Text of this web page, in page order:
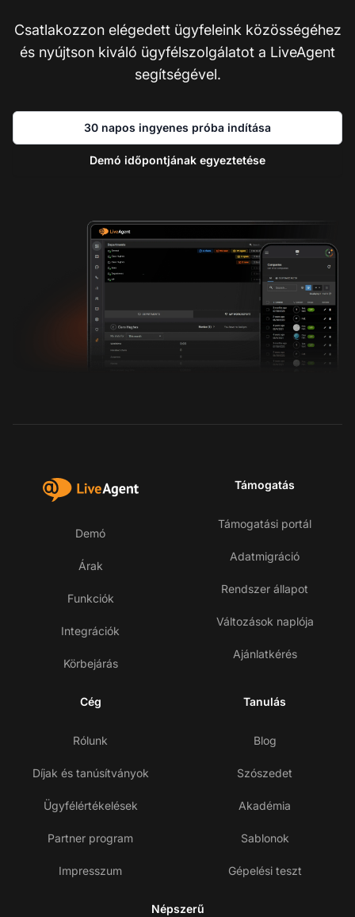
Csatlakozzon elégedett ügyfeleink közösségéhez
és nyújtson kiváló ügyfélszolgálatot a LiveAgent
segítségével.
30 napos ingyenes próba indítása
Demó időpontjának egyeztetése
Demó
Árak
Funkciók
Integrációk
Körbejárás
Támogatás
Támogatási portál
Adatmigráció
Rendszer állapot
Változások naplója
Ajánlatkérés
Cég
Rólunk
Díjak és tanúsítványok
Ügyfélértékelések
Partner program
Impresszum
Tanulás
Blog
Szószedet
Akadémia
Sablonok
Gépelési teszt
Népszerű